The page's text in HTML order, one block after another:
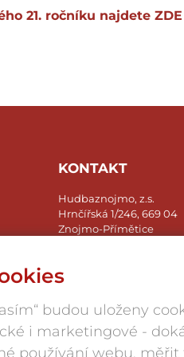
21. ročníku najdete ZDE
KONTAKT
Hudbaznojmo, z.s.
Hrnčířská 1/246, 669 04
Znojmo-Přímětice
press@hudbaznojmo.cz
budou uloženy
i marketingové -
používání webu, měřit